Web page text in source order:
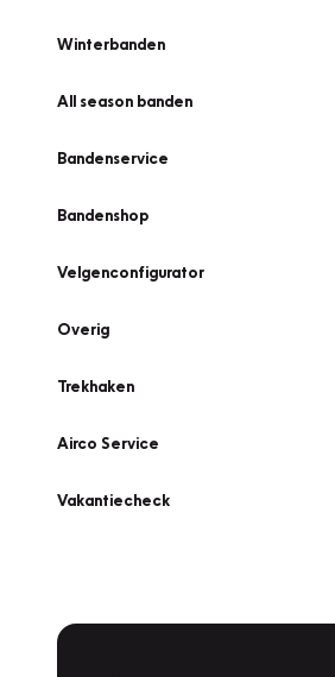
Winterbanden
All season banden
Bandenservice
Bandenshop
Velgenconfigurator
Overig
Trekhaken
Airco Service
Vakantiecheck